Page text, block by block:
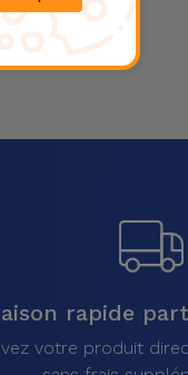
rapide
votre produit